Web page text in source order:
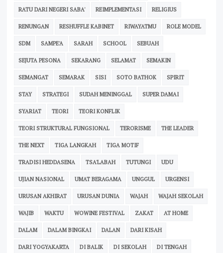
RATU DARI NEGERI SABA' REIMPLEMENTASI RELIGIUS
RENUNGAN RESHUFFLE KABINET RIWAYATMU ROLE MODEL
SDM SAMPE'A SARAH SCHOOL SEBUAH
SEJUTA PESONA SEKARANG SELAMAT SEMAKIN
SEMANGAT SEMARAK SISI SOTO BATHOK SPIRIT
STAY STRATEGI SUDAH MENINGGAL SUPER DAMAI
SYARIAT TEORI TEORI KONFLIK
TEORI STRUKTURAL FUNGSIONAL TERORISME THE LEADER
THE NEXT TIGA LANGKAH TIGA MOTIF
TRADISI HEDDASENA TSA'LABAH TUTUNGI UDU
UJIAN NASIONAL UMAT BERAGAMA UNGGUL URGENSI
URUSAN AKHIRAT URUSAN DUNIA WAJAH WAJAH SEKOLAH
WAJIB WAKTU WOWINE FESTIVAL ZAKAT AT HOME
DALAM DALAM BINGKAI DALAN DARI KISAH
DARI YOGYAKARTA DI BALIK DI SEKOLAH DI TENGAH